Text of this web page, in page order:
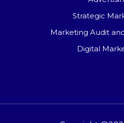
Strategic
Marketing Audit
Digital